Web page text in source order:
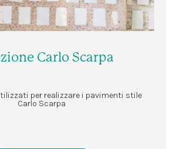
Carlo Scarpa
per realizzare i pavimenti stile
Carlo Scarpa